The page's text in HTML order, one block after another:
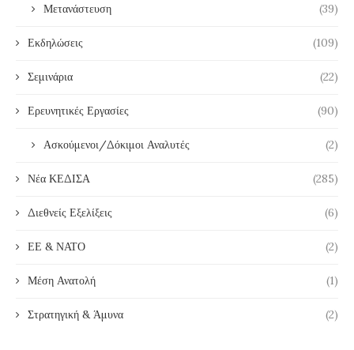
Μετανάστευση (39)
Εκδηλώσεις (109)
Σεμινάρια (22)
Ερευνητικές Εργασίες (90)
Ασκούμενοι/Δόκιμοι Αναλυτές (2)
Νέα ΚΕΔΙΣΑ (285)
Διεθνείς Εξελίξεις (6)
ΕΕ & ΝΑΤΟ (2)
Μέση Ανατολή (1)
Στρατηγική & Άμυνα (2)